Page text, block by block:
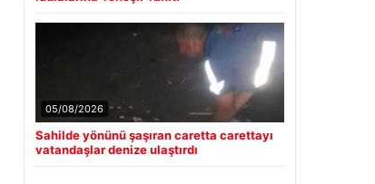
05/08/2026
Sahilde yönünü şaşıran caretta carettayı
vatandaşlar denize ulaştırdı